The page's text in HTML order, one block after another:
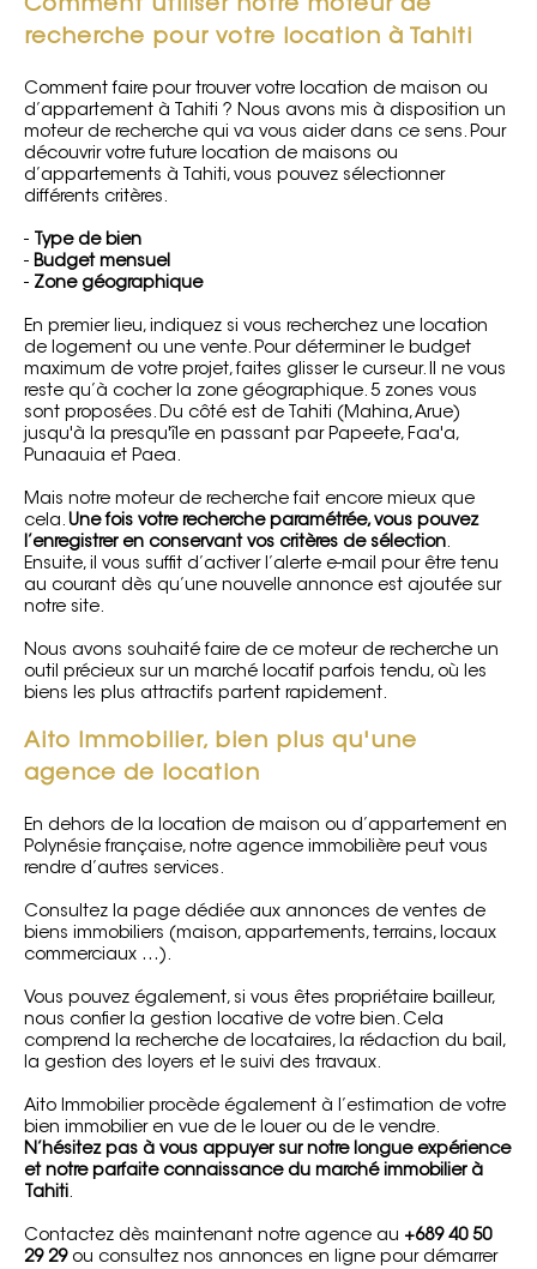
Comment utiliser notre moteur de
recherche pour votre location à Tahiti
Comment faire pour trouver votre location de maison ou
d’appartement à Tahiti ? Nous avons mis à disposition un
moteur de recherche qui va vous aider dans ce sens. Pour
découvrir votre future location de maisons ou
d’appartements à Tahiti, vous pouvez sélectionner
différents critères.
- Type de bien
- Budget mensuel
- Zone géographique
En premier lieu, indiquez si vous recherchez une location
de logement ou une vente. Pour déterminer le budget
maximum de votre projet, faites glisser le curseur. Il ne vous
reste qu’à cocher la zone géographique. 5 zones vous
sont proposées. Du côté est de Tahiti (Mahina, Arue)
jusqu'à la presqu'île en passant par Papeete, Faa'a,
Punaauia et Paea.
Mais notre moteur de recherche fait encore mieux que
cela. Une fois votre recherche paramétrée, vous pouvez
l’enregistrer en conservant vos critères de sélection.
Ensuite, il vous suffit d’activer l’alerte e-mail pour être tenu
au courant dès qu’une nouvelle annonce est ajoutée sur
notre site.
Nous avons souhaité faire de ce moteur de recherche un
outil précieux sur un marché locatif parfois tendu, où les
biens les plus attractifs partent rapidement.
Aito Immobilier, bien plus qu'une
agence de location
En dehors de la location de maison ou d’appartement en
Polynésie française, notre agence immobilière peut vous
rendre d’autres services.
Consultez la page dédiée aux annonces de ventes de
biens immobiliers (maison, appartements, terrains, locaux
commerciaux …).
Vous pouvez également, si vous êtes propriétaire bailleur,
nous confier la gestion locative de votre bien. Cela
comprend la recherche de locataires, la rédaction du bail,
la gestion des loyers et le suivi des travaux.
Aito Immobilier procède également à l’ estimation de votre
bien immobilieren vue de le louer ou de le vendre.
N’hésitez pas à vous appuyer sur notre longue expérience
et notre parfaite connaissance du marché immobilier à
Tahiti.
Contactez dès maintenant notre agence au +689 40 50
29 29ou consultez nos annonces en ligne pour démarrer